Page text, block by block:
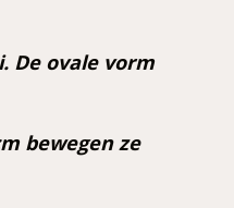
De ovale vorm
bewegen ze